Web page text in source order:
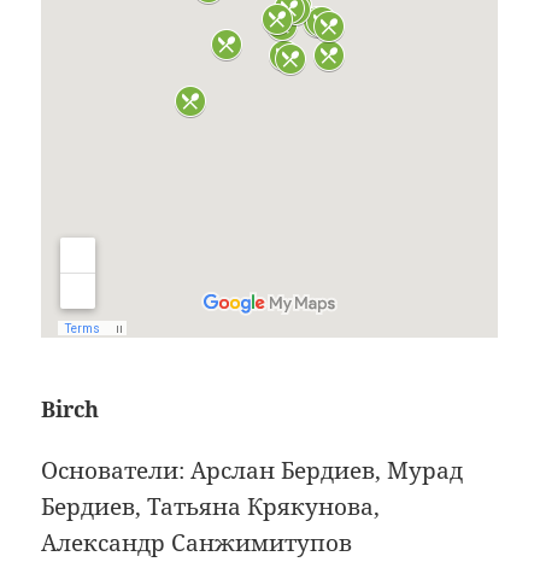
Birch
Основатели: Арслан Бердиев, Мурад
Бердиев, Татьяна Крякунова,
Александр Санжимитупов